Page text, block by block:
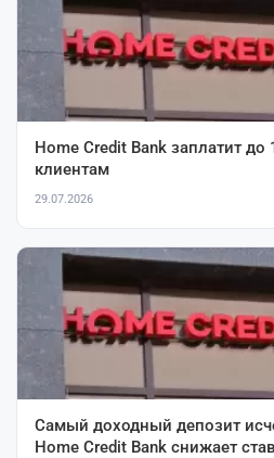
Home Credit Bank заплатит
клиентам
29.07.2026
Самый доходный депозит
Home Credit Bank снижает